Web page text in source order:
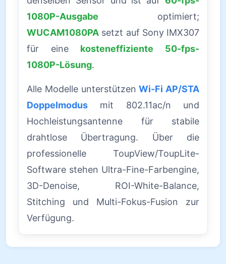
1080P-Ausgabe optimiert;
WUCAM1080PA setzt auf Sony IMX307
für eine kosteneffiziente 50-fps-
1080P-Lösung.
Alle Modelle unterstützenWi-Fi AP/STA
Doppelmodus mit 802.11ac/n und
Hochleistungsantenne für stabile
drahtlose Übertragung. Über die
professionelle ToupView/ToupLite-
Software stehen Ultra-Fine-Farbengine,
3D-Denoise, ROI-White-Balance,
Stitching und Multi-Fokus-Fusion zur
Verfügung.